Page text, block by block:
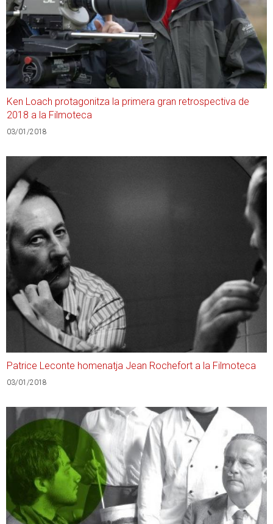
Ken Loach protagonitza la primera gran retrospectiva de
2018 a la Filmoteca
03/01/2018
Patrice Leconte homenatja Jean Rochefort a la Filmoteca
03/01/2018